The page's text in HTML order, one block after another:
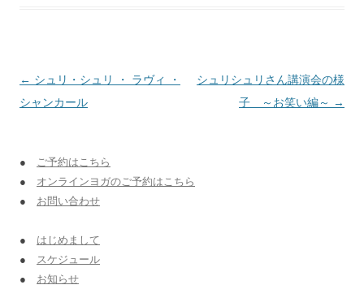
投稿ナビゲーション
← シュリ・シュリ ・ ラヴィ ・
シャンカール
シュリシュリさん講演会の様
子 ～お笑い編～ →
● ご予約はこちら
● オンラインヨガのご予約はこちら
● お問い合わせ
● はじめまして
● スケジュール
● お知らせ